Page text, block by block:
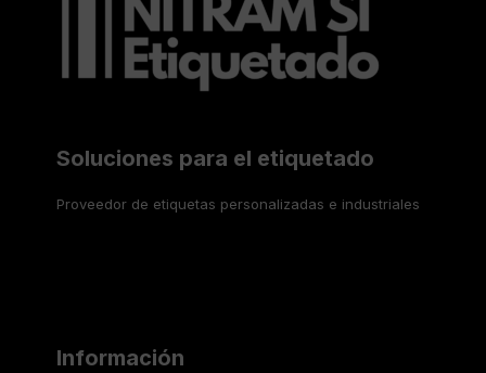
Soluciones para el etiquetado
Proveedor de etiquetas personalizadas e industriales
Información